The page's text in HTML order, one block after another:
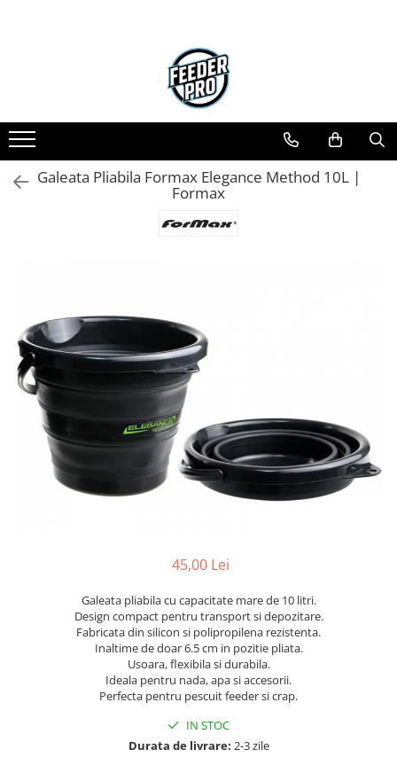
Galeata Pliabila Formax Elegance Method 10L |
Formax
45,00 Lei
Galeata pliabila cu capacitate mare de 10 litri.
Design compact pentru transport si depozitare.
Fabricata din silicon si polipropilena rezistenta.
Inaltime de doar 6.5 cm in pozitie pliata.
Usoara, flexibila si durabila.
Ideala pentru nada, apa si accesorii.
Perfecta pentru pescuit feeder si crap.
IN STOC
Durata de livrare: 2-3 zile